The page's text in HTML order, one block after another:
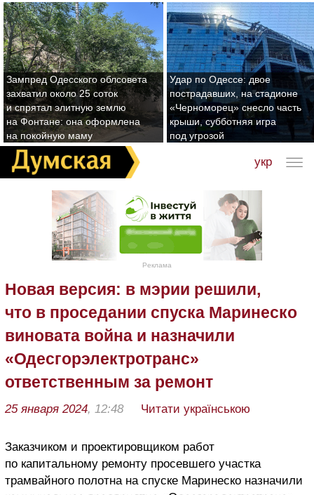
Зампред Одесского облсовета
захватил около 25 соток
и спрятал элитную землю
на Фонтане: она оформлена
на покойную маму
Удар по Одессе: двое
пострадавших, на стадионе
«Черноморец» снесло часть
крыши, субботняя игра
под угрозой
укр
Реклама
Новая версия: в мэрии решили,
что в проседании спуска Маринеско
виновата война и назначили
«Одесгорэлектротранс»
ответственным за ремонт
25 января 2024, 12:48 Читати українською
Заказчиком и проектировщиком работ
по капитальному ремонту просевшего участка
трамвайного полотна на спуске Маринеско назначили